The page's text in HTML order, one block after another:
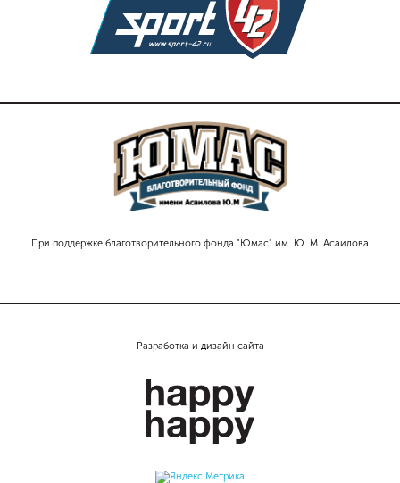
При поддержке благотворительного фонда "Юмас" им. Ю. М. Асаилова
Разработка и дизайн сайта